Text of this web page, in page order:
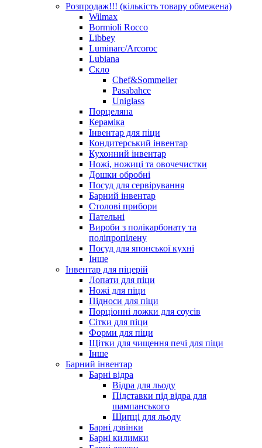
Розпродаж!!! (кількість товару обмежена)
Wilmax
Bormioli Rocco
Libbey
Luminarc/Arcoroc
Lubiana
Скло
Chef&Sommelier
Pasabahce
Uniglass
Порцеляна
Кераміка
Інвентар для піци
Кондитерський інвентар
Кухонний інвентар
Ножі, ножиці та овочечистки
Дошки обробні
Посуд для сервірування
Барний інвентар
Столові прибори
Пательні
Вироби з полікарбонату та
поліпропілену
Посуд для японської кухні
Інше
Інвентар для піцерій
Лопати для піци
Ножі для піци
Підноси для піци
Порціонні ложки для соусів
Сітки для піци
Форми для піци
Щітки для чищення печі для піци
Інше
Барний інвентар
Барні відра
Відра для льоду
Підставки під відра для
шампанського
Щипці для льоду
Барні дзвінки
Барні килимки